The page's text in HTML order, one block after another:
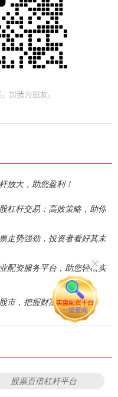
放大，助您盈利！
杠杆交易：高效策略，助你
走势强劲，投资者看好其未
配资服务平台，助您轻松实
市，把握财富先机
股票百倍杠杆平台